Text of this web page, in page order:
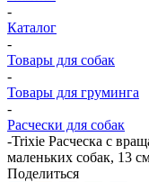
-
Каталог
-
Товары для собак
-
Товары для груминга
-
Расчески для собак
-Trixie Расческа с
маленьких собак, 13
Поделиться